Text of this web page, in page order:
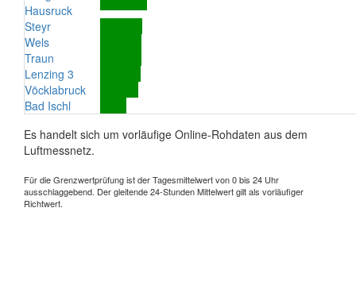
Hausruck
Steyr
Wels
Traun
Lenzing 3
Vöcklabruck
Bad Ischl
Es handelt sich um vorläufige Online-Rohdaten aus dem
Luftmessnetz.
Für die Grenzwertprüfung ist der Tagesmittelwert von 0 bis 24 Uhr
ausschlaggebend. Der gleitende 24-Stunden Mittelwert gilt als vorläufiger
Richtwert.